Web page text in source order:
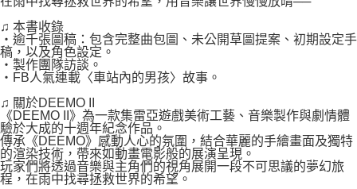
時審查核予不同之上限額度；若仍有額度不足之情形，本公司將視審查結果
請求用戶進行身份認證。
５．嚴禁一人註冊多個帳號或使用他人資訊註冊。若發現惡意使用之情形，
恩沛科技股份有限公司將有權停止該用戶之使用額度並採取法律行動。
國家/地區配送 查看運費
♫ 本書收錄
‧逾千張圖稿：包含完整曲包圖、未公開草圖提案、初期設定手
稿，以及角色設定。
‧製作團隊訪談。
‧FB人氣連載〈車站內的男孩〉故事。
♫ 關於DEEMO II
《DEEMO II》為一款集雷亞遊戲美術工藝、音樂製作與劇情體
驗於大成的十週年紀念作品。
傳承《DEEMO》感動人心的氛圍，結合華麗的手繪畫面及獨特
的渲染技術，帶來如動畫電影般的展演呈現。
玩家們將透過音樂與主角們的視角展開一段不可思議的夢幻旅
程，在雨中找尋拯救世界的希望。